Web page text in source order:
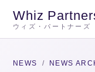
Whiz
ウィズ・パートナーズ
NEWS / NEWS